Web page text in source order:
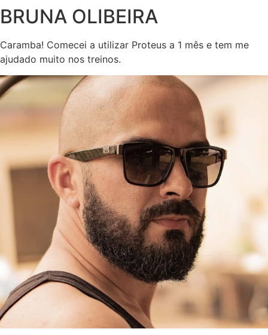
BRUNA OLIBEIRA
Caramba! Comecei a utilizar Proteus a 1 mês e tem me
ajudado muito nos treinos.